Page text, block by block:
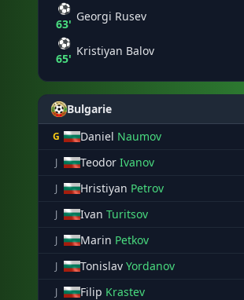
⚽
63'
Georgi Rusev
⚽
65'
Kristiyan Balov
Bulgarie
G Daniel Naumov
J
Teodor Ivanov
J Hristiyan Petrov
J Ivan Turitsov
J Marin Petkov
J
Tonislav Yordanov
J
Filip Krastev